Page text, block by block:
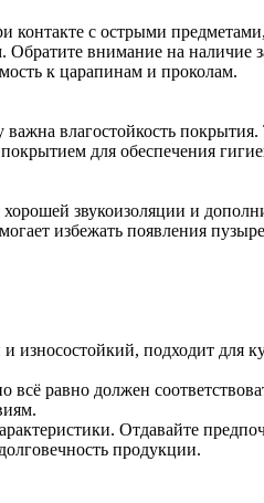
контакте с острыми
внимание на наличие
к царапинам и проколам.
влагостойкость
для обеспечения
звукоизоляции и
избежать появления
подходит для
равно должен
Отдавайте
продукции.